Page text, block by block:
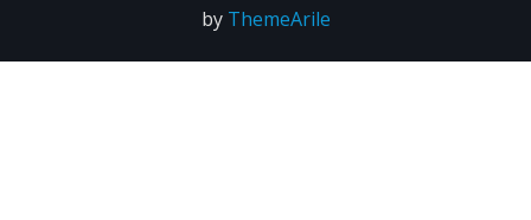
by ThemeArile